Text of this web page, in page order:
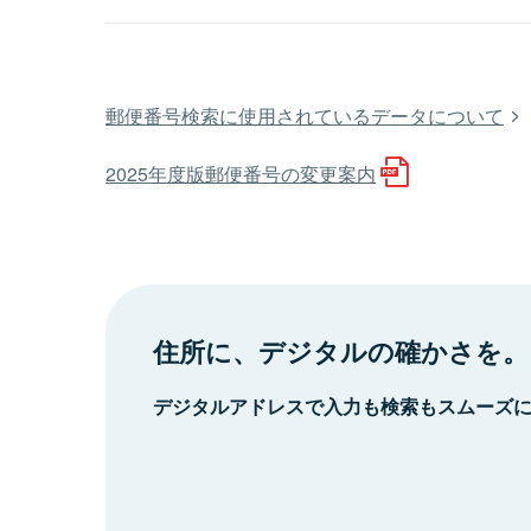
郵便番号検索に使用されているデータについて
2025年度版郵便番号の変更案内
住所に、デジタルの確かさを。
デジタルアドレスで入力も検索もスムーズ